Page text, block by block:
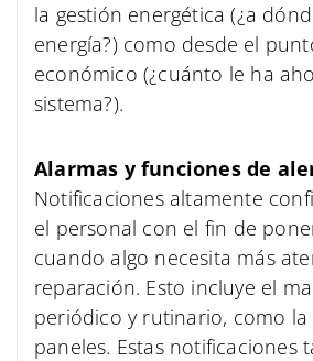
la gestión energética (¿a
energía?) como desde el
económico (¿cuánto le ha
sistema?).
Alarmas y funciones de
Notificaciones altamente
el personal con el fin de
cuando algo necesita más
reparación. Esto incluye el
periódico y rutinario, como la
paneles. Estas notificaciones